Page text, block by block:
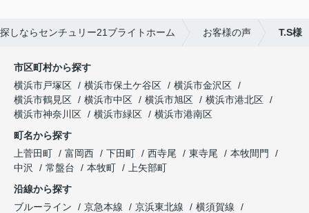
しならセンチュリー21ブライトホーム お客様の声 T.S様
市区町村から探す
横浜市戸塚区
横浜市保土ケ谷区
横浜市金沢区
横浜市鶴見区
横浜市中区 横浜市旭区
横浜市港北区
横浜市神奈川区
横浜市緑区
横浜市港南区
町名から探す
上菅田町
富岡西 下田町 西寺尾 東寺尾
本牧間門
中沢
常盤台 本牧町
上矢部町
沿線から探す
ブルーライン
京急本線 京浜東北線
横須賀線